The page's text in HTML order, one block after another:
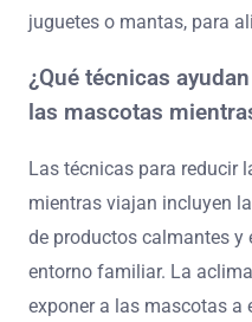
durante el viaje,
positivo. Prepara a tu
cortos para reducir la
Asegúrate de que tenga
juguetes o mantas, para
¿Qué técnicas